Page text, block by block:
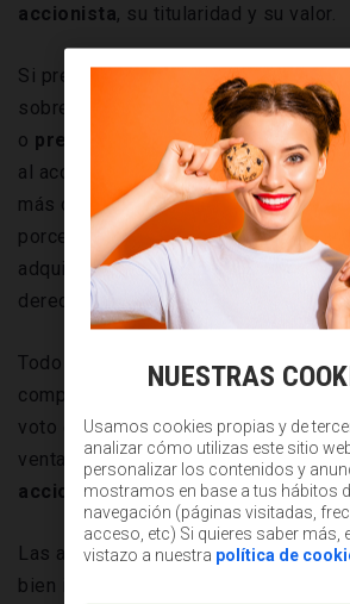
accionista, su titularidad y su valor.
Si prestamos atención a los
sobre la compañía, las acciones
o preferentes.
Las primeras son
al accionista diferentes derechos
más de la compañía. Estos estarán
porcentaje de acciones que uno
adquieres el 3% de
las acciones de
derechos serán diferentes de quien
Todo depende de las condiciones
compañía. La repartición de
voto en las juntas (o asambleas) son
ventajas de las que puede disfrutar
acciones ordinarias.
Las acciones preferentes se
bien indica su nombre, aportar un
NUESTRAS
Usamos cookies propias y de
analizar cómo utilizas este sitio
personalizar los contenidos y
mostramos en base a tus hábitos
navegación (páginas visitadas,
acceso, etc) Si quieres saber más,
vistazo a nuestra política de